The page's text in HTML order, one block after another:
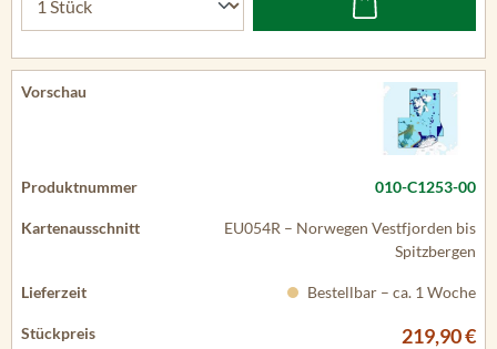
010-C1253-00
EU054R – Norwegen Vestfjorden bis
Spitzbergen
Bestellbar – ca. 1 Woche
219,90 €